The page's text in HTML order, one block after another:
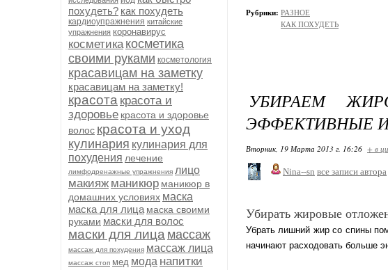
похудеть? как похудеть
кардиоупражнения китайские
упражнения коронавирус
косметика косметика
своими руками косметология
красавицам на заметку
красавицам на заметку!
красота красота и
здоровье красота и здоровье
волос красота и уход
кулинария кулинария для
похудения лечение
лимфодренажные упражнения лицо
макияж маникюр маникюр в
домашних условиях маска
маска для лица маска своими
руками маски для волос
маски для лица массаж
массаж для похудения массаж лица
массаж стоп мед мода напитки
Рубрики: РАЗНОЕ
КАК ПОХУДЕТЬ
УБИРАЕМ
ЭФФЕКТИВНЫЕ
Вторник, 19 Марта 2013 г. 16:26 + в
Nina--sn все записи автора
Убирать жировые
Убрать лишний жир со спины
начинают расходовать больше